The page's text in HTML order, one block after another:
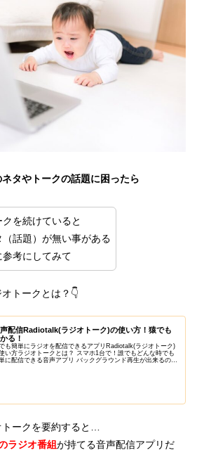
タやトークの話題に困ったら
を続けていると
話題）が無い事がある
参考にしてみて
トークとは？👇
配信Radiotalk(ラジオトーク)の使い方！猿でも
る！
も簡単にラジオを配信できるアプリRadiotalk(ラジオトーク)
い方ラジオトークとは？ スマホ1台で！誰でもどんな時でも
に配信できる音声アプリ バックグラウンド再生が出来るので
ークを要約すると…
ラジオ番組が持てる音声配信アプリだ